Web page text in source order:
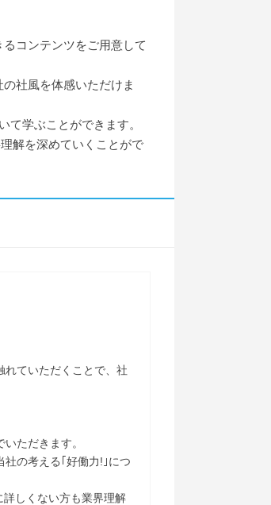
コンテンツをご用意して
社風を体感いただけま
学ぶことができます。
解を深めていくことがで
れていただくことで、社
ただきます。
の考える｢好働力!｣につ
しくない方も業界理解